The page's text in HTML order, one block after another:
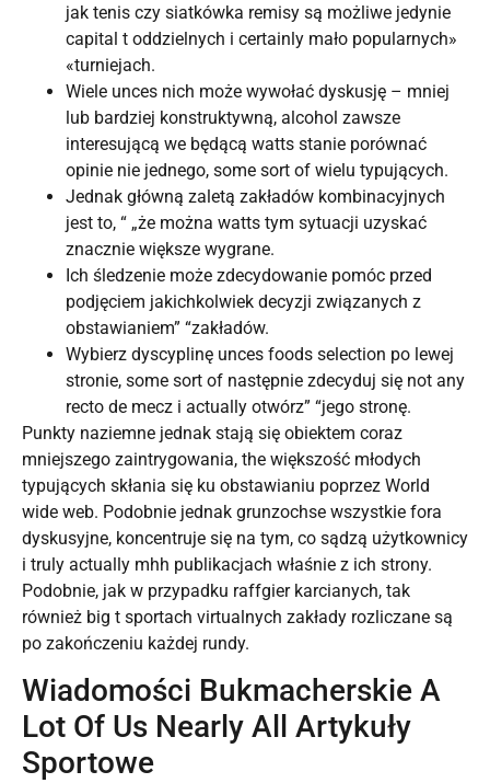
jak tenis czy siatkówka remisy są możliwe jedynie
capital t oddzielnych i certainly mało popularnych»
«turniejach.
Wiele unces nich może wywołać dyskusję – mniej
lub bardziej konstruktywną, alcohol zawsze
interesującą we będącą watts stanie porównać
opinie nie jednego, some sort of wielu typujących.
Jednak główną zaletą zakładów kombinacyjnych
jest to, “ „że można watts tym sytuacji uzyskać
znacznie większe wygrane.
Ich śledzenie może zdecydowanie pomóc przed
podjęciem jakichkolwiek decyzji związanych z
obstawianiem” “zakładów.
Wybierz dyscyplinę unces foods selection po lewej
stronie, some sort of następnie zdecyduj się not any
recto de mecz i actually otwórz” “jego stronę.
Punkty naziemne jednak stają się obiektem coraz
mniejszego zaintrygowania, the większość młodych
typujących skłania się ku obstawianiu poprzez World
wide web. Podobnie jednak grunzochse wszystkie fora
dyskusyjne, koncentruje się na tym, co sądzą użytkownicy
i truly actually mhh publikacjach właśnie z ich strony.
Podobnie, jak w przypadku raffgier karcianych, tak
również big t sportach virtualnych zakłady rozliczane są
po zakończeniu każdej rundy.
Wiadomości Bukmacherskie A
Lot Of Us Nearly All Artykuły
Sportowe